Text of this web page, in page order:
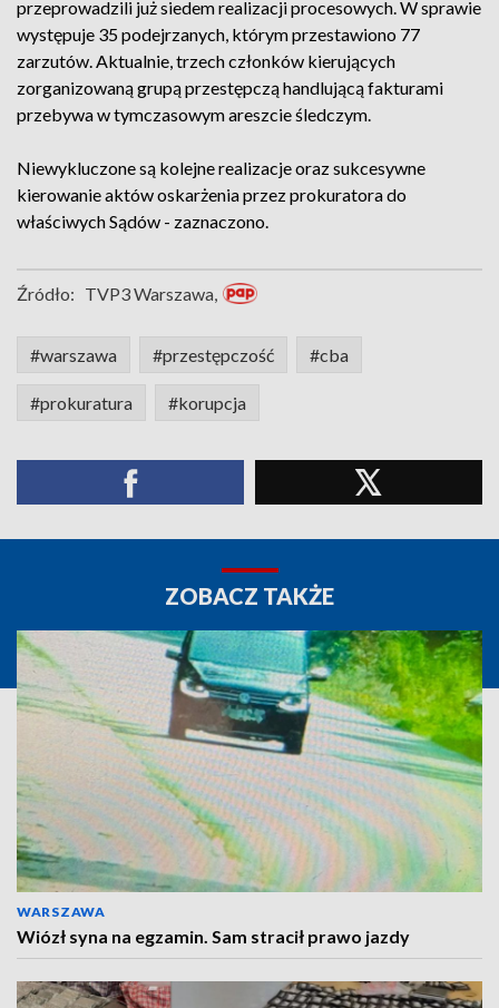
przeprowadzili już siedem realizacji procesowych. W sprawie
występuje 35 podejrzanych, którym przestawiono 77
zarzutów. Aktualnie, trzech członków kierujących
zorganizowaną grupą przestępczą handlującą fakturami
przebywa w tymczasowym areszcie śledczym.
Niewykluczone są kolejne realizacje oraz sukcesywne
kierowanie aktów oskarżenia przez prokuratora do
właściwych Sądów - zaznaczono.
Źródło: TVP3 Warszawa,
#warszawa #przestępczość #cba
#prokuratura #korupcja
ZOBACZ TAKŻE
WARSZAWA
Wiózł syna na egzamin. Sam stracił prawo jazdy